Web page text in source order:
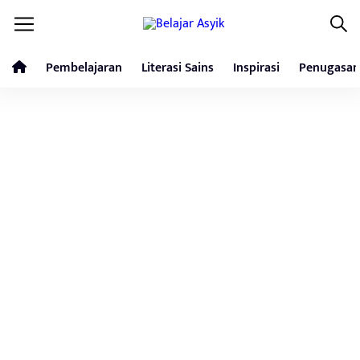
Pembelajaran Literasi Sains Inspirasi Penugasan